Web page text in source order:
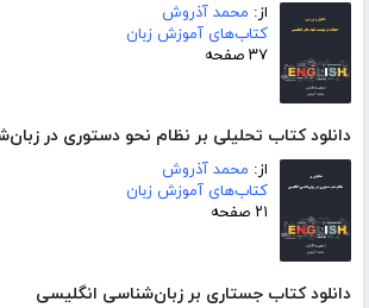
از: محمد آذروش
کتاب‌های آموزش زبان
۳۷ صفحه
دانلود کتاب تحلیلی بر نظام نحو دستوری در
از: محمد آذروش
کتاب‌های آموزش زبان
۲۱ صفحه
دانلود کتاب جستاری بر زبان‌شناسی انگلیسی